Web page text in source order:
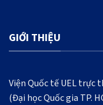
GIỚI THIỆU
Viện Quốc tế UEL trực
(Đại học Quốc gia TP.